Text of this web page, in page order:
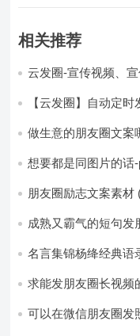
相关推荐
云发圈-宣传视频、宣
【云发圈】自动定时
做生意的朋友圈文案
想要都是同图片的话
片-如果想要图片都
朋友圈励志文案素材
成熟又霸气的短句发
名言集锦杨绛经典语
求能发朋友圈长视频
可以在微信朋友圈发